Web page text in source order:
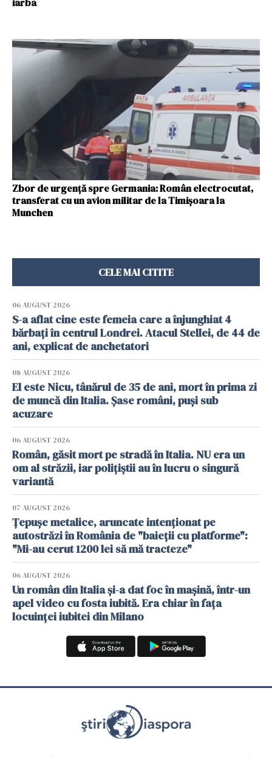
Zbor de urgență spre Germania: Român electrocutat,
transferat cu un avion militar de la Timișoara la
Munchen
CELE MAI CITITE
06 AUGUST 2026
S-a aflat cine este femeia care a înjunghiat 4
bărbați în centrul Londrei. Atacul Stellei, de 44 de
ani, explicat de anchetatori
08 AUGUST 2026
El este Nicu, tânărul de 35 de ani, mort în prima zi
de muncă din Italia. Șase români, puși sub
acuzare
06 AUGUST 2026
Român, găsit mort pe stradă în Italia. NU era un
om al străzii, iar polițiștii au în lucru o singură
variantă
07 AUGUST 2026
Țepușe metalice, aruncate intenționat pe
autostrăzi în România de "baieții cu platforme":
"Mi-au cerut 1200 lei să mă tracteze"
06 AUGUST 2026
Un român din Italia și-a dat foc în mașină, într-un
apel video cu fosta iubită. Era chiar în fața
locuinței iubitei din Milano